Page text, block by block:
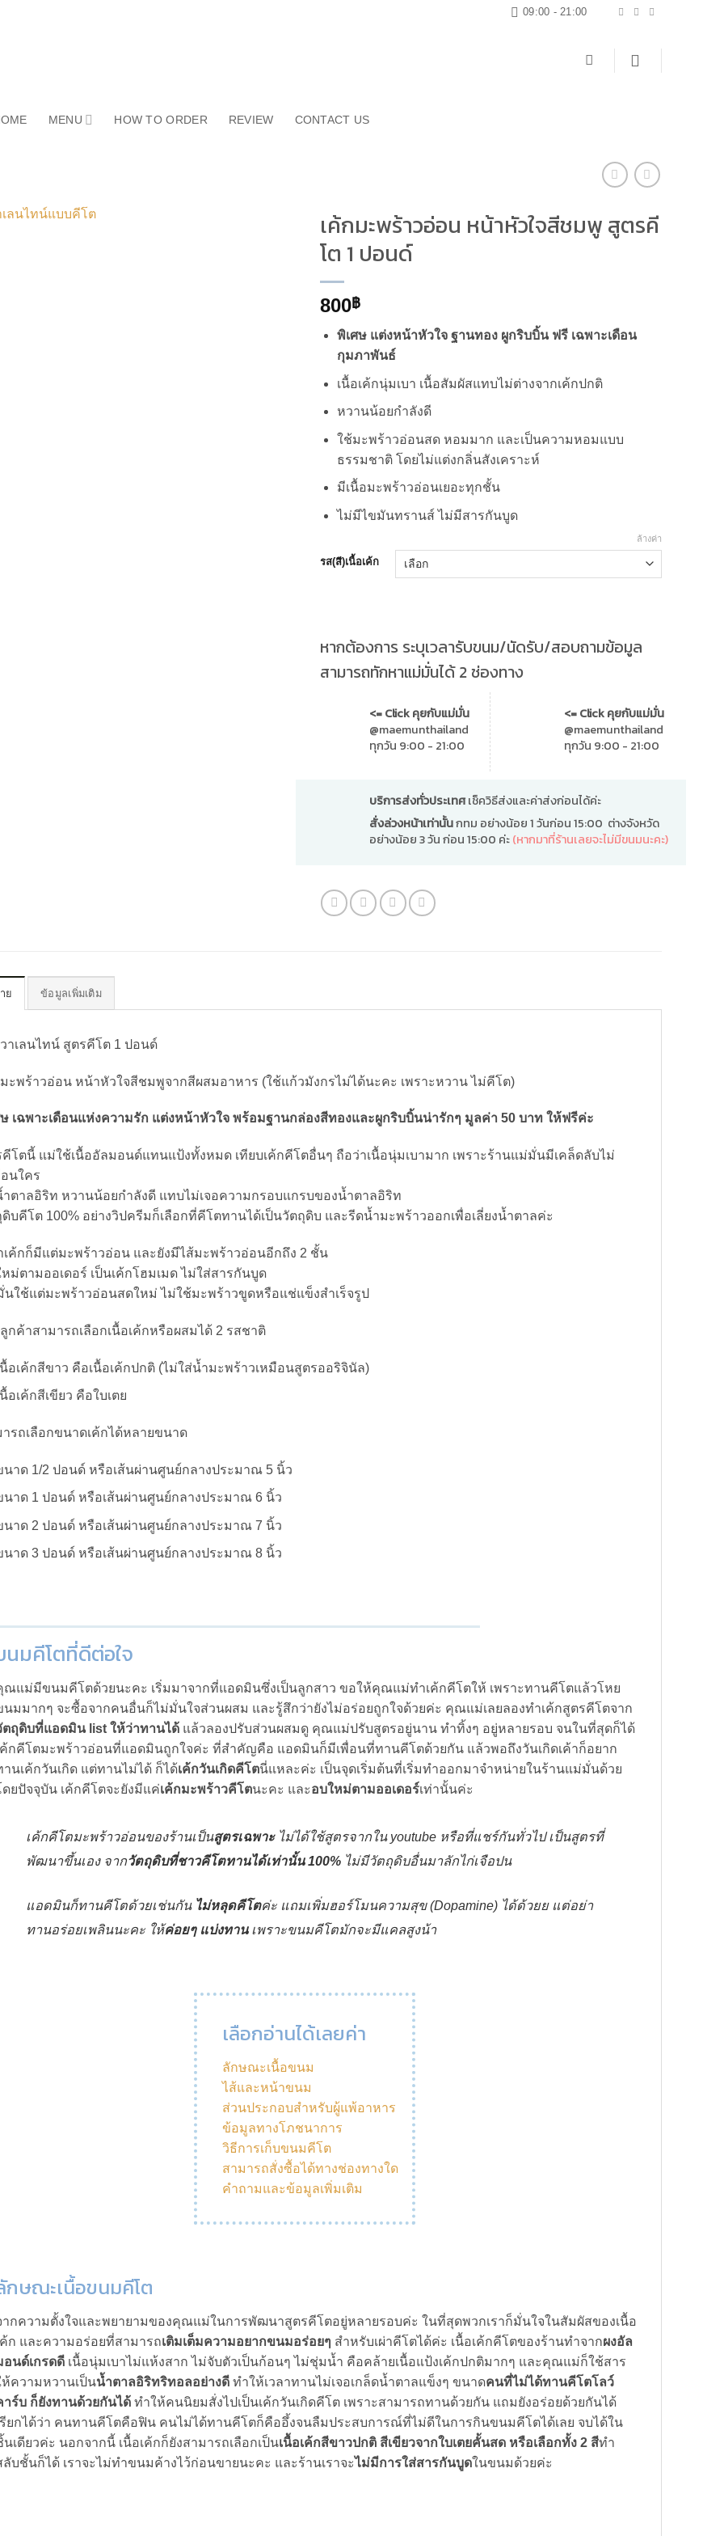
09:00 - 21:00
MENU HOW TO ORDER REVIEW CONTACT US
เค้กมะพร้าวอ่อน หน้าหัวใจสีชมพู สูตรคี
โต 1 ปอนด์
800฿
พิเศษ แต่งหน้าหัวใจ ฐานทอง ผูกริบบิ้น ฟรี เฉพาะเดือน
กุมภาพันธ์
เนื้อเค้กนุ่มเบา เนื้อสัมผัสแทบไม่ต่างจากเค้กปกติ
หวานน้อยกำลังดี
ใช้มะพร้าวอ่อนสด หอมมาก และเป็นความหอมแบบ
ธรรมชาติ โดยไม่แต่งกลิ่นสังเคราะห์
มีเนื้อมะพร้าวอ่อนเยอะทุกชั้น
ไม่มีไขมันทรานส์ ไม่มีสารกันบูด
รส(สี)เนื้อเค้ก
ล้างค่า
หากต้องการ ระบุเวลารับขนม/นัดรับ/สอบถามข้อมูล
สามารถทักหาแม่มั่นได้ 2 ช่องทาง
<= Click คุยกับแม่มั่น
@maemunthailand
ทุกวัน 9:00 - 21:00
<= Click คุยกับแม่มั่น
@maemunthailand
ทุกวัน 9:00 - 21:00
บริการส่งทั่วประเทศเช็ควิธีส่งและค่าส่งก่อนได้ค่ะ
สั่งล่วงหน้าเท่านั้นกทม อย่างน้อย 1 วันก่อน 15:00 ต่างจังหวัด
อย่างน้อย 3 วัน ก่อน 15:00 ค่ะ(หากมาที่ร้านเลยจะไม่มีขนมนะคะ)
ย ข้อมูลเพิ่มเติม
าเลนไทน์ สูตรคีโต 1 ปอนด์
มะพร้าวอ่อน หน้าหัวใจสีชมพูจากสีผสมอาหาร (ใช้แก้วมังกรไม่ได้นะคะ เพราะหวาน ไม่คีโต)
เฉพาะเดือนแห่งความรัก แต่งหน้าหัวใจ พร้อมฐานกล่องสีทองและผูกริบบิ้นน่ารักๆ มูลค่า 50 บาท ให้ฟรีค่ะ
คีโตนี้ แม่ใช้เนื้ออัลมอนด์แทนแป้งทั้งหมด เทียบเค้กคีโตอื่นๆ ถือว่าเนื้อนุ่มเบามาก เพราะร้านแม่มั่นมีเคล็ดลับไม่
นใคร
ตาลอิริท หวานน้อยกำลังดี แทบไม่เจอความกรอบแกรบของน้ำตาลอิริท
ดิบคีโต 100% อย่างวิปครีมก็เลือกที่คีโตทานได้เป็นวัตถุดิบ และรีดน้ำมะพร้าวออกเพื่อเลี่ยงน้ำตาลค่ะ
ค้กก็มีแต่มะพร้าวอ่อน และยังมีไส้มะพร้าวอ่อนอีกถึง 2 ชั้น
ม่ตามออเดอร์ เป็นเค้กโฮมเมด ไม่ใส่สารกันบูด
นใช้แต่มะพร้าวอ่อนสดใหม่ ไม่ใช้มะพร้าวขูดหรือแช่แข็งสำเร็จรูป
กค้าสามารถเลือกเนื้อเค้กหรือผสมได้ 2 รสชาติ
นื้อเค้กสีขาว คือเนื้อเค้กปกติ (ไม่ใส่น้ำมะพร้าวเหมือนสูตรออริจินัล)
นื้อเค้กสีเขียว คือใบเตย
ารถเลือกขนาดเค้กได้หลายขนาด
นาด 1/2 ปอนด์ หรือเส้นผ่านศูนย์กลางประมาณ 5 นิ้ว
นาด 1 ปอนด์ หรือเส้นผ่านศูนย์กลางประมาณ 6 นิ้ว
นาด 2 ปอนด์ หรือเส้นผ่านศูนย์กลางประมาณ 7 นิ้ว
นาด 3 ปอนด์ หรือเส้นผ่านศูนย์กลางประมาณ 8 นิ้ว
นมคีโตที่ดีต่อใจ
ณแม่มีขนมคีโตด้วยนะคะ เริ่มมาจากที่แอดมินซึ่งเป็นลูกสาว ขอให้คุณแม่ทำเค้กคีโตให้ เพราะทานคีโตแล้วโหย
นมมากๆ จะซื้อจากคนอื่นก็ไม่มั่นใจส่วนผสม และรู้สึกว่ายังไม่อร่อยถูกใจด้วยค่ะ คุณแม่เลยลองทำเค้กสูตรคีโตจาก
ตถุดิบที่แอดมิน list ให้ว่าทานได้แล้วลองปรับส่วนผสมดู คุณแม่ปรับสูตรอยู่นาน ทำทิ้งๆ อยู่หลายรอบ จนในที่สุดก็ได้
ค้กคีโตมะพร้าวอ่อนที่แอดมินถูกใจค่ะ ที่สำคัญคือ แอดมินก็มีเพื่อนที่ทานคีโตด้วยกัน แล้วพอถึงวันเกิดเค้าก็อยาก
านเค้กวันเกิด แต่ทานไม่ได้ ก็ได้เค้กวันเกิดคีโตนี่แหละค่ะ เป็นจุดเริ่มต้นที่เริ่มทำออกมาจำหน่ายในร้านแม่มั่นด้วย
ดยปัจจุบัน เค้กคีโตจะยังมีแค่เค้กมะพร้าวคีโตนะคะ และอบใหม่ตามออเดอร์เท่านั้นค่ะ
เค้กคีโตมะพร้าวอ่อนของร้านเป็นสูตรเฉพาะไม่ได้ใช้สูตรจากใน youtube หรือที่แชร์กันทั่วไป เป็นสูตรที่
พัฒนาขึ้นเอง จากวัตถุดิบที่ชาวคีโตทานได้เท่านั้น 100%ไม่มีวัตถุดิบอื่นมาลักไก่เจือปน
แอดมินก็ทานคีโตด้วยเช่นกัน ไม่หลุดคีโตค่ะ แถมเพิ่มฮอร์โมนความสุข (Dopamine) ได้ด้วยย แต่อย่า
ทานอร่อยเพลินนะคะ ให้ค่อยๆ แบ่งทานเพราะขนมคีโตมักจะมีแคลสูงน้า
เลือกอ่านได้เลยค่า
ลักษณะเนื้อขนม
ไส้และหน้าขนม
ส่วนประกอบสำหรับผู้แพ้อาหาร
ข้อมูลทางโภชนาการ
วิธีการเก็บขนมคีโต
สามารถสั่งซื้อได้ทางช่องทางใด
คำถามและข้อมูลเพิ่มเติม
กษณะเนื้อขนมคีโต
ากความตั้งใจและพยายามของคุณแม่ในการพัฒนาสูตรคีโตอยู่หลายรอบค่ะ ในที่สุดพวกเราก็มั่นใจในสัมผัสของเนื้อ
ค้ก และความอร่อยที่สามารถเติมเต็มความอยากขนมอร่อยๆ สำหรับเผ่าคีโตได้ค่ะ เนื้อเค้กคีโตของร้านทำจากผงอัล
อนด์เกรดดีเนื้อนุ่มเบาไม่แห้งสาก ไม่จับตัวเป็นก้อนๆ ไม่ชุ่มน้ำ คือคล้ายเนื้อแป้งเค้กปกติมากๆ และคุณแม่ก็ใช้สาร
ห้ความหวานเป็นน้ำตาลอิริทริทอลอย่างดีทำให้เวลาทานไม่เจอเกล็ดน้ำตาลแข็งๆ ขนาดคนที่ไม่ได้ทานคีโตโลว์
าร์บ ก็ยังทานด้วยกันได้ทำให้คนนิยมสั่งไปเป็นเค้กวันเกิดคีโต เพราะสามารถทานด้วยกัน แถมยังอร่อยด้วยกันได้
รียกได้ว่า คนทานคีโตคือฟิน คนไม่ได้ทานคีโตก็คืออึ้งจนลืมประสบการณ์ที่ไม่ดีในการกินขนมคีโตได้เลย จบได้ใน
นเดียวค่ะ นอกจากนี้ เนื้อเค้กก็ยังสามารถเลือกเป็นเนื้อเค้กสีขาวปกติ สีเขียวจากใบเตยคั้นสด หรือเลือกทั้ง 2 สีทำ
ลับชั้นก็ได้ เราจะไม่ทำขนมค้างไว้ก่อนขายนะคะ และร้านเราจะไม่มีการใส่สารกันบูดในขนมด้วยค่ะ